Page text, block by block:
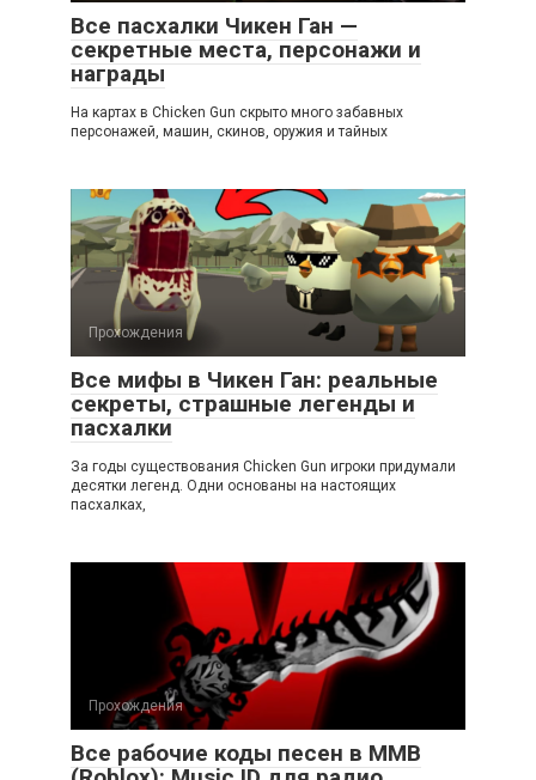
Все пасхалки Чикен Ган —
секретные места, персонажи и
награды
На картах в Chicken Gun скрыто много забавных
персонажей, машин, скинов, оружия и тайных
Прохождения
Все мифы в Чикен Ган: реальные
секреты, страшные легенды и
пасхалки
За годы существования Chicken Gun игроки придумали
десятки легенд. Одни основаны на настоящих
пасхалках,
Прохождения
Все рабочие коды песен в ММВ